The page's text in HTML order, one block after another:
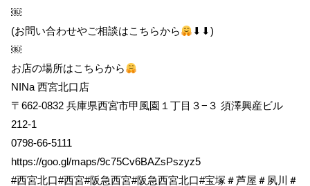
￼
(お問い合わせやご相談はこちらから
⬇︎⬇︎)
￼
お店の場所はこちらから
NINa 西宮北口店
〒662-0832 兵庫県西宮市甲風園１丁目３−３ 須澤興産ビル
212-1
0798-66-5111
https://goo.gl/maps/9c75Cv6BAZsPszyz5
#西宮北口#西宮#阪急西宮#阪急西宮北口#宝塚＃芦屋＃夙川＃